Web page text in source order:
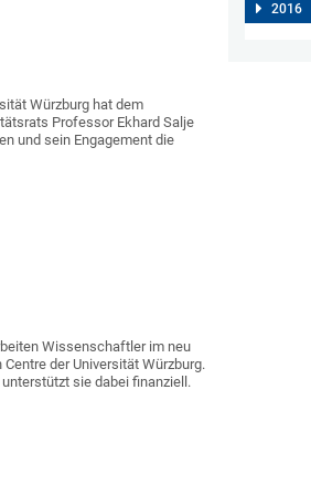
Würzburg hat dem
Professor Ekhard Salje
und sein Engagement die
Wissenschaftler im neu
der Universität Würzburg.
sie dabei finanziell.
2016